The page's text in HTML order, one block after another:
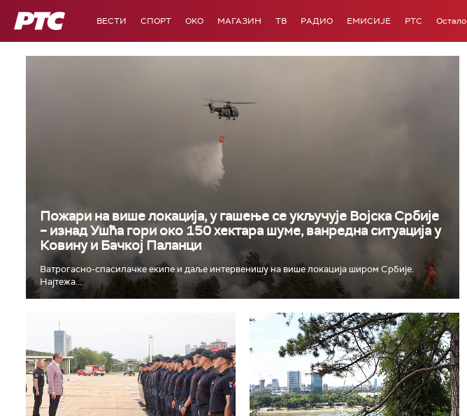
РТС ВЕСТИ СПОРТ OKO МАГАЗИН ТВ РАДИО ЕМИСИЈЕ РТС Остало
Пожари на више локација, у гашење се укључује Војска Србије
– изнад Ушћа гори око 150 хектара шуме, ванредна ситуација у
Ковину и Бачкој Паланци
Ватрогасно-спасилачке екипе и даље интервенишу на више локација широм Србије.
Најтежа...